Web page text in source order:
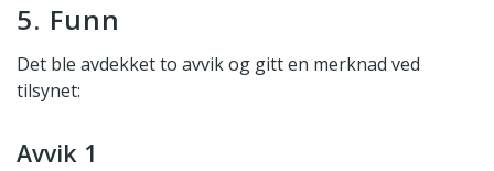
5. Funn
Det ble avdekket to avvik og gitt en merknad ved
tilsynet:
Avvik 1